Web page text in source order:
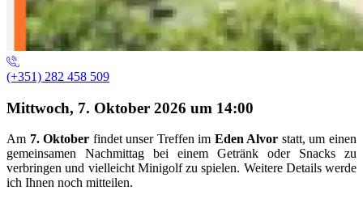
(+351) 282 458 509
Mittwoch, 7. Oktober 2026 um 14:00
Am 7. Oktober findet unser Treffen im Eden Alvor statt, um einen
gemeinsamen Nachmittag bei einem Getränk oder Snacks zu
verbringen und vielleicht Minigolf zu spielen. Weitere Details werde
ich Ihnen noch mitteilen.